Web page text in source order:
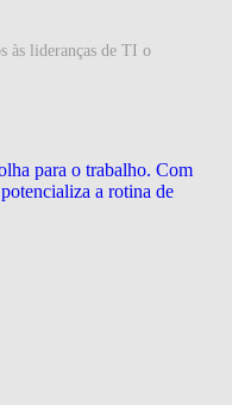
às lideranças de TI o